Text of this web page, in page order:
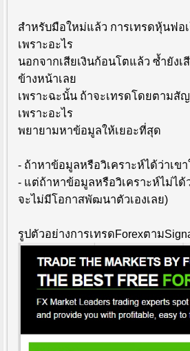
สำหรับมือใหม่แล้ว การเทรดหุ้นฟอ
เพราะอะไร
นอกจากเสียเงินก้อนโตแล้ว ซ้ำยัง
ข้างหน้าเลย
เพราะฉะนั้น ถ้าจะเทรดโดยตาม
เพราะอะไร
พยายามหาข้อมูลให้เยอะที่สุด
- ถ้าหาข้อมูลหรือวิเคราะห์ได้ว่าเข
- แต่ถ้าหาข้อมูลหรือวิเคราะห์ไม่ไ
จะไม่มีโอกาสพัฒนาตัวเองเลย)
รูปตัวอย่างการเทรดForexตาม